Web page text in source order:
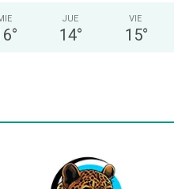
°
JUE
14°
VIE
15°